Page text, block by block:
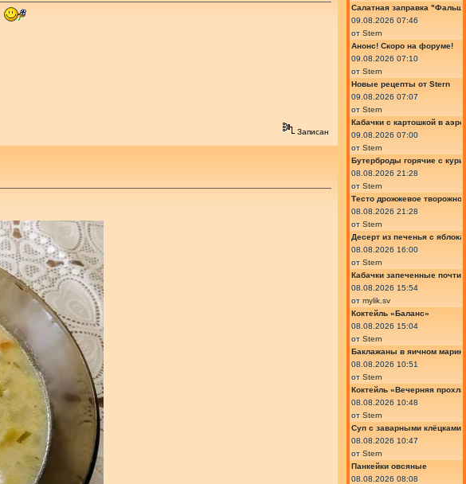
Записан
Салатная заправка
09.08.2026 07:46
от Stern
Анонс! Скоро на форуме!
09.08.2026 07:10
от Stern
Новые рецепты от Stern
09.08.2026 07:07
от Stern
Кабачки с картошкой в
09.08.2026 07:00
от Stern
Бутерброды горячие с
08.08.2026 21:28
от Stern
Тесто дрожжевое творожное
08.08.2026 21:28
от Stern
Десерт из печенья с
08.08.2026 16:00
от Stern
Кабачки запеченные
08.08.2026 15:54
от mylik.sv
Коктейль «Баланс»
08.08.2026 15:04
от Stern
Баклажаны в яичном
08.08.2026 10:51
от Stern
Коктейль «Вечерняя
08.08.2026 10:48
от Stern
Суп с заварными клёцками
08.08.2026 10:47
от Stern
Панкейки овсяные
08.08.2026 08:08